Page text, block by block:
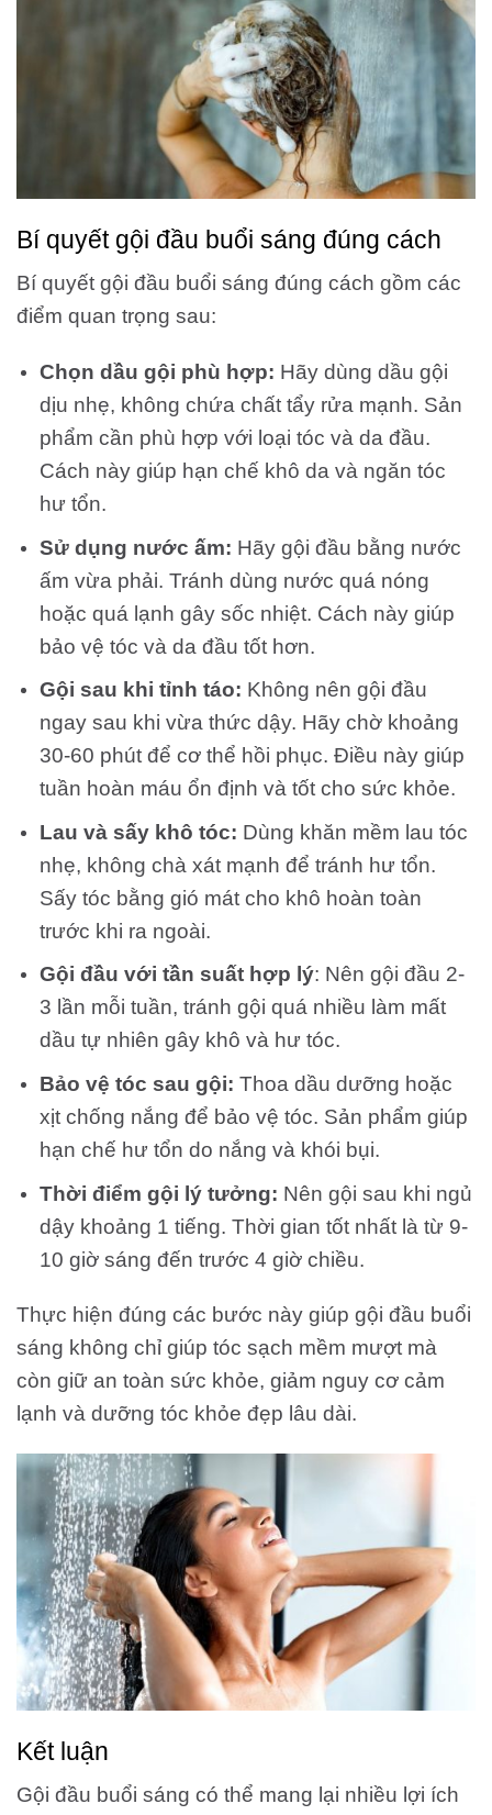
Bí quyết gội đầu buổi sáng đúng cách
Bí quyết gội đầu buổi sáng đúng cách gồm các
điểm quan trọng sau:
Chọn dầu gội phù hợp: Hãy dùng dầu gội
dịu nhẹ, không chứa chất tẩy rửa mạnh. Sản
phẩm cần phù hợp với loại tóc và da đầu.
Cách này giúp hạn chế khô da và ngăn tóc
hư tổn.
Sử dụng nước ấm: Hãy gội đầu bằng nước
ấm vừa phải. Tránh dùng nước quá nóng
hoặc quá lạnh gây sốc nhiệt. Cách này giúp
bảo vệ tóc và da đầu tốt hơn.
Gội sau khi tỉnh táo: Không nên gội đầu
ngay sau khi vừa thức dậy. Hãy chờ khoảng
30-60 phút để cơ thể hồi phục. Điều này giúp
tuần hoàn máu ổn định và tốt cho sức khỏe.
Lau và sấy khô tóc: Dùng khăn mềm lau tóc
nhẹ, không chà xát mạnh để tránh hư tổn.
Sấy tóc bằng gió mát cho khô hoàn toàn
trước khi ra ngoài.
Gội đầu với tần suất hợp lý: Nên gội đầu 2-
3 lần mỗi tuần, tránh gội quá nhiều làm mất
dầu tự nhiên gây khô và hư tóc.
Bảo vệ tóc sau gội: Thoa dầu dưỡng hoặc
xịt chống nắng để bảo vệ tóc. Sản phẩm giúp
hạn chế hư tổn do nắng và khói bụi.
Thời điểm gội lý tưởng: Nên gội sau khi ngủ
dậy khoảng 1 tiếng. Thời gian tốt nhất là từ 9-
10 giờ sáng đến trước 4 giờ chiều.
Thực hiện đúng các bước này giúp gội đầu buổi
sáng không chỉ giúp tóc sạch mềm mượt mà
còn giữ an toàn sức khỏe, giảm nguy cơ cảm
lạnh và dưỡng tóc khỏe đẹp lâu dài.
Kết luận
Gội đầu buổi sáng có thể mang lại nhiều lợi ích